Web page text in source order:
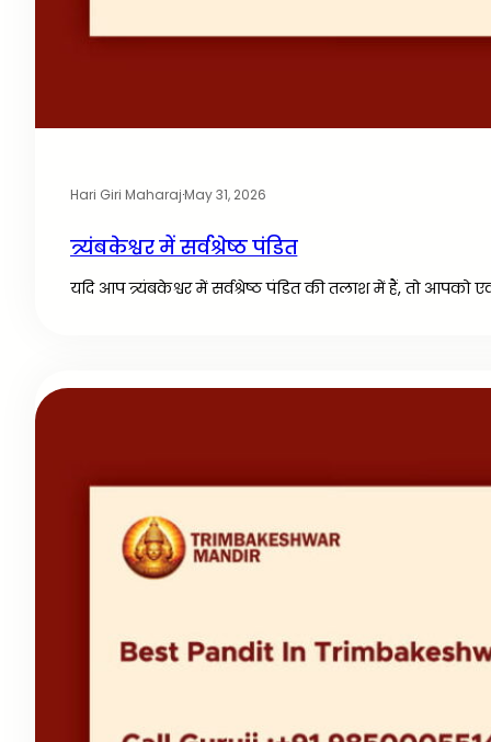
Hari Giri Maharaj·May 31, 2026
त्र्यंबकेश्वर में सर्वश्रेष्ठ पंडित
यदि आप त्र्यंबकेश्वर में सर्वश्रेष्ठ पंडित की तलाश में हैं, तो आपको